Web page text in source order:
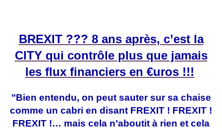
BREXIT ??? 8 ans après, c’est la
CITY qui contrôle plus que jamais
les flux financiers en €uros !!!
"Bien entendu, on peut sauter sur sa chaise
comme un cabri en disant FREXIT ! FREXIT !
FREXIT !… mais cela n’aboutit à rien et cela